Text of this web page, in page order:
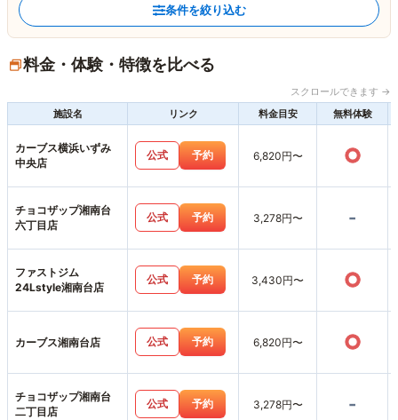
条件を絞り込む
料金・体験・特徴を比べる
スクロールできます →
施設名
リンク 料金目安 無料体験
カーブス横浜いずみ
中央店
公式 予約 6,820円〜 ○
チョコザップ湘南台
六丁目店
公式 予約 3,278円〜 -
ファストジム
24Lstyle湘南台店
公式 予約 3,430円〜 ○
カーブス湘南台店 公式 予約 6,820円〜 ○
チョコザップ湘南台
二丁目店
公式 予約 3,278円〜 -